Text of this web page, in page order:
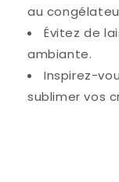
au
Évitez de
ambiante.
Inspirez-
sublimer vos